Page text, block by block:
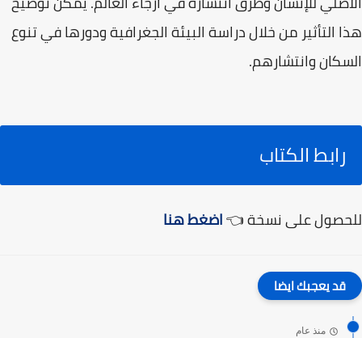
هذا التأثير من خلال دراسة البيئة الجغرافية ودورها في تنوع
السكان وانتشارهم.
رابط الكتاب
للحصول على نسخة 👈اضغط هنا
قد يعجبك ايضا
منذ عام